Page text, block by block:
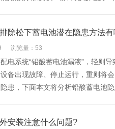
除松下蓄电池潜在隐患方法有
浏览量：53
电系统“铅酸蓄电池漏液”，轻则
备出现故障、停止运行，重则将
患，下面本文将分析铅酸蓄电池
安装注意什么问题?